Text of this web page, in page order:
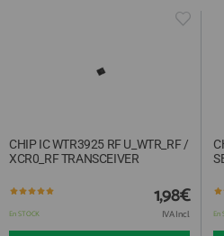
CHIP IC WTR3925 RF U_WTR_RF /
XCR0_RF TRANSCEIVER
En STOCK
1,98€
IVA Incl. En